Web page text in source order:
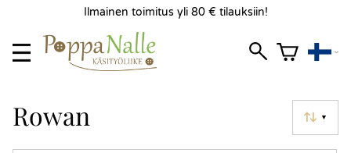
Ilmainen toimitus yli 80 € tilauksiin!
▼
Rowan